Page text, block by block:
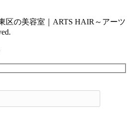
区の美容室｜ARTS HAIR～アーツ